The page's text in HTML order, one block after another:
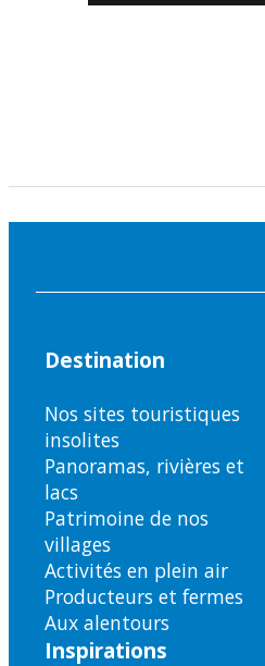
Destination
Nos sites touristiques
insolites
Panoramas, rivières et
lacs
Patrimoine de nos
villages
Activités en plein air
Producteurs et fermes
Aux alentours
Inspirations